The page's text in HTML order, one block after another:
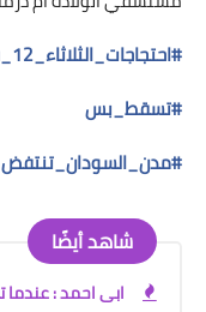
#احتجاجات_الثلاثاء_12_فبراير_2019
#تسقط_بس
#مدن_السودان_تنتفض
شاهد أيضًا
ابى احمد : عندما